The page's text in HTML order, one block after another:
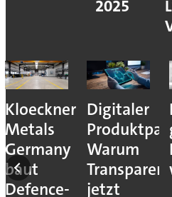
2025
Kloeckner
Metals
Germany
baut
Defence-
Digitaler
Warum
jetzt